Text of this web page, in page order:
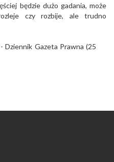
będzie dużo gadania, może
czy rozbije, ale trudno
Dziennik Gazeta Prawna (25